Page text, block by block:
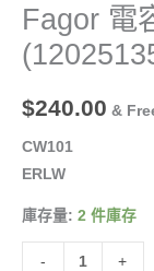
Fagor 電
$240.00 &
CW101
ERLW
庫存量: 2 件庫存
- +